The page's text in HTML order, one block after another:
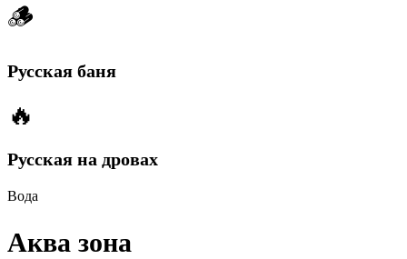
🪵
Русская баня
🔥
Русская на дровах
Вода
Аква зона